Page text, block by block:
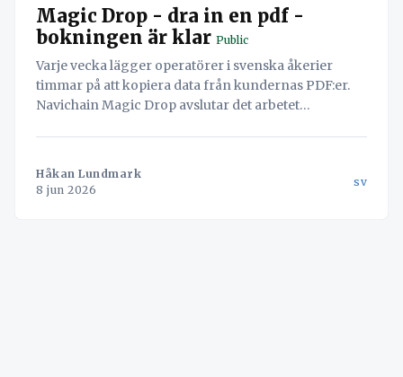
Magic Drop - dra in en pdf -
bokningen är klar Public
Varje vecka lägger operatörer i svenska åkerier
timmar på att kopiera data från kundernas PDF:er.
Navichain Magic Drop avslutar det arbetet
Håkan Lundmark
8 jun 2026
sv